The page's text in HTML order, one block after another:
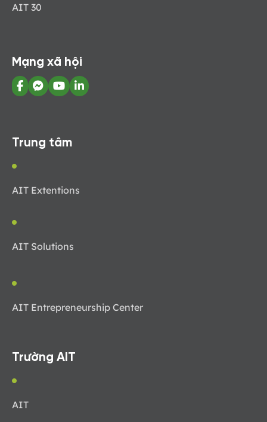
AIT 30
Mạng xã hội
Trung tâm
AIT Extentions
AIT Solutions
AIT Entrepreneurship Center
Trường AIT
AIT